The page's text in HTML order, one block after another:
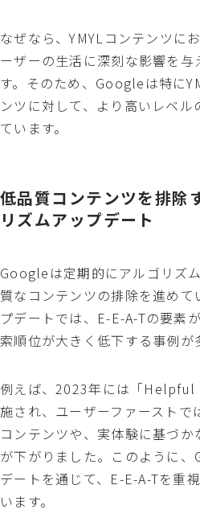
なぜなら、YMYLコンテンツに
ーザーの生活に深刻な影響を
す。そのため、Googleは特に
ンツに対して、より高いレベ
ています。
低品質コンテンツを排
リズムアップデート
Googleは定期的にアルゴリズ
質なコンテンツの排除を進めて
プデートでは、E-E-A-Tの要素
索順位が大きく低下する事例が
例えば、2023年には「
施され、ユーザーファーストで
コンテンツや、実体験に基づ
が下がりました。このように
デートを通じて、E-E-A-Tを重
います。